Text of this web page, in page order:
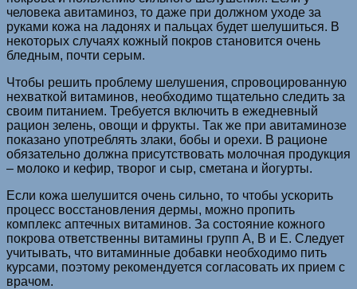
человека авитаминоз, то даже при должном уходе за
руками кожа на ладонях и пальцах будет шелушиться. В
некоторых случаях кожный покров становится очень
бледным, почти серым.
Чтобы решить проблему шелушения, спровоцированную
нехваткой витаминов, необходимо тщательно следить за
своим питанием. Требуется включить в ежедневный
рацион зелень, овощи и фрукты. Так же при авитаминозе
показано употреблять злаки, бобы и орехи. В рационе
обязательно должна присутствовать молочная продукция
– молоко и кефир, творог и сыр, сметана и йогурты.
Если кожа шелушится очень сильно, то чтобы ускорить
процесс восстановления дермы, можно пропить
комплекс аптечных витаминов. За состояние кожного
покрова ответственны витамины групп А, В и Е. Следует
учитывать, что витаминные добавки необходимо пить
курсами, поэтому рекомендуется согласовать их прием с
врачом.